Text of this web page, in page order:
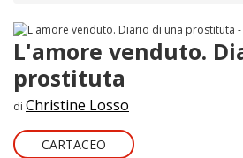
L'amore venduto.
prostituta
di Christine Losso
CARTACEO